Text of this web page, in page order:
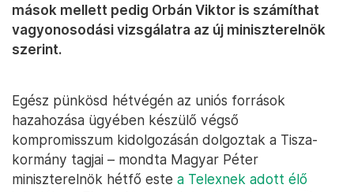
mások mellett pedig Orbán Viktor is számíthat
vagyonosodási vizsgálatra az új miniszterelnök
szerint.
Egész pünkösd hétvégén az uniós források
hazahozása ügyében készülő végső
kompromisszum kidolgozásán dolgoztak a Tisza-
kormány tagjai – mondta Magyar Péter
miniszterelnök hétfő este a Telexnek adott élő